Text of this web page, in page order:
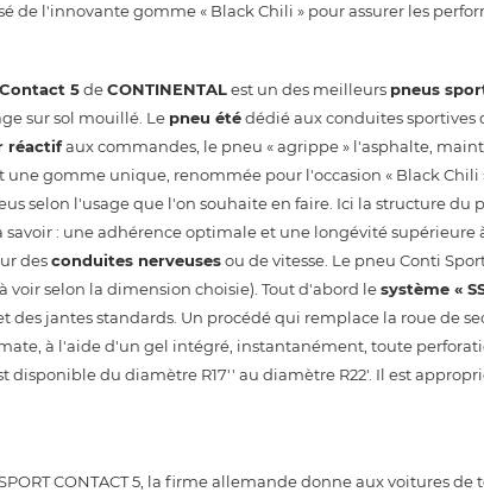
de l'innovante gomme « Black Chili » pour assurer les
5deCONTINENTALest un des meilleurs pneus
sur sol mouillé. Le pneu étédédié aux conduites
réactifaux commandes, le pneu « agrippe » l'asphalte,
une gomme unique, renommée pour l'occasion « Black
selon l'usage que l'on souhaite en faire. Ici la structure du
savoir : une adhérence optimale et une longévité
desconduites nerveusesou de vitesse. Le pneu Conti
voir selon la dimension choisie). Tout d'abord lesystème «
des jantes standards. Un procédé qui remplace la roue de
à l'aide d'un gel intégré, instantanément, toute
disponible du diamètre R17'' au diamètre R22'. Il est
CONTACT 5, la firme allemande donne aux voitures